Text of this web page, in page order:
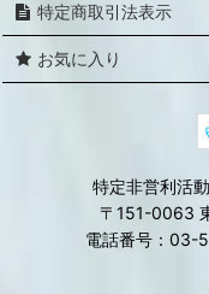
特定商取引法表示
お気に入り
特定非営利活
〒151-0063
電話番号：03-